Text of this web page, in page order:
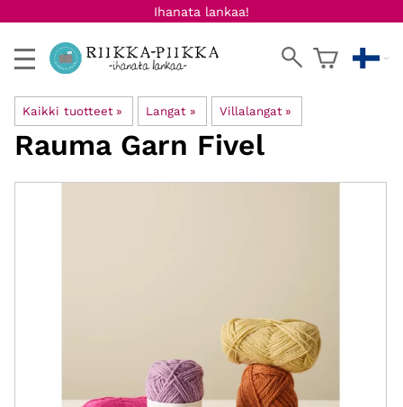
Ihanata lankaa!
Kaikki tuotteet ‪» Langat ‪» Villalangat ‪»
Rauma Garn Fivel